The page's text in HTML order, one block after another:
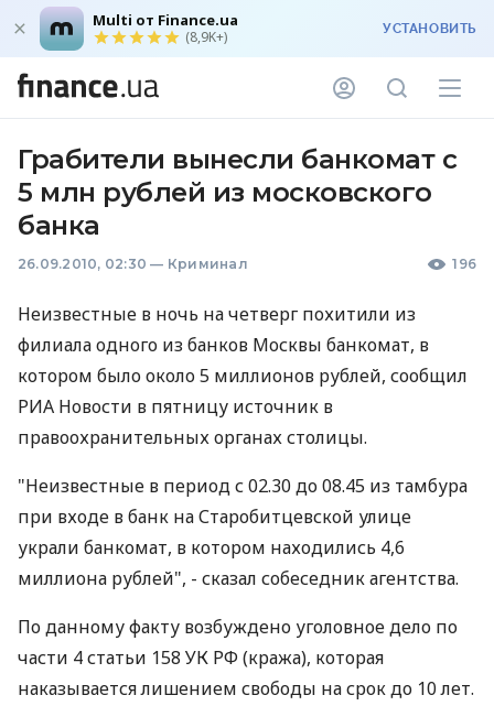
Multi от Finance.ua
(8,9K+) УСТАНОВИТЬ
Грабители вынесли банкомат с
5 млн рублей из московского
банка
26.09.2010, 02:30 — Криминал 196
Неизвестные в ночь на четверг похитили из
филиала одного из банков Москвы банкомат, в
котором было около 5 миллионов рублей, сообщил
РИА Новости в пятницу источник в
правоохранительных органах столицы.
"Неизвестные в период с 02.30 до 08.45 из тамбура
при входе в банк на Старобитцевской улице
украли банкомат, в котором находились 4,6
миллиона рублей", - сказал собеседник агентства.
По данному факту возбуждено уголовное дело по
части 4 статьи 158 УК РФ (кража), которая
наказывается лишением свободы на срок до 10 лет.